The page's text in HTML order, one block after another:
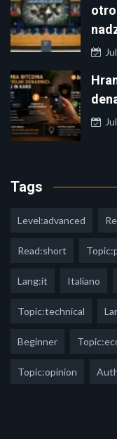
Tags
Level:advanced
Read:short
Lang:it Italiano
Topic:technical
Beginner
Topic:opinion